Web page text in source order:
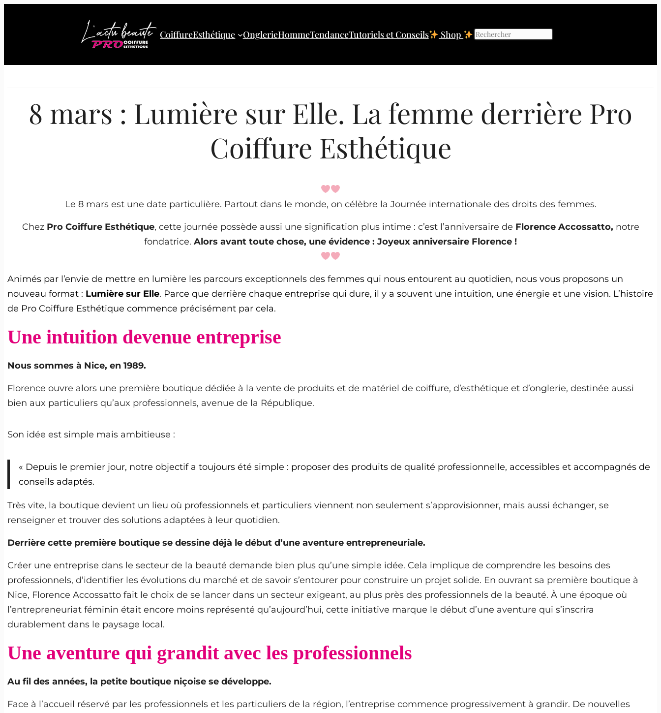
CoiffureEsthétique OnglerieHommeTendanceTutoriels et Conseils Shop Rechercher
8 mars : Lumière sur Elle. La femme derrière Pro
Coiffure Esthétique
Le 8 mars est une date particulière. Partout dans le monde, on célèbre la Journée internationale des droits des femmes.
Chez Pro Coiffure Esthétique, cette journée possède aussi une signification plus intime : c’est l’anniversaire de Florence Accossatto, notre
fondatrice. Alors avant toute chose, une évidence : Joyeux anniversaire Florence !
Animés par l’envie de mettre en lumière les parcours exceptionnels des femmes qui nous entourent au quotidien, nous vous proposons un
nouveau format : Lumière sur Elle. Parce que derrière chaque entreprise qui dure, il y a souvent une intuition, une énergie et une vision. L’histoire
de Pro Coiffure Esthétique commence précisément par cela.
Une intuition devenue entreprise
Nous sommes à Nice, en 1989.
Florence ouvre alors une première boutique dédiée à la vente de produits et de matériel de coiffure, d’esthétique et d’onglerie, destinée aussi
bien aux particuliers qu’aux professionnels, avenue de la République.
Son idée est simple mais ambitieuse :
« Depuis le premier jour, notre objectif a toujours été simple : proposer des produits de qualité professionnelle, accessibles et accompagnés de
conseils adaptés.
Très vite, la boutique devient un lieu où professionnels et particuliers viennent non seulement s’approvisionner, mais aussi échanger, se
renseigner et trouver des solutions adaptées à leur quotidien.
Derrière cette première boutique se dessine déjà le début d’une aventure entrepreneuriale.
Créer une entreprise dans le secteur de la beauté demande bien plus qu’une simple idée. Cela implique de comprendre les besoins des
professionnels, d’identifier les évolutions du marché et de savoir s’entourer pour construire un projet solide. En ouvrant sa première boutique à
Nice, Florence Accossatto fait le choix de se lancer dans un secteur exigeant, au plus près des professionnels de la beauté. À une époque où
l’entrepreneuriat féminin était encore moins représenté qu’aujourd’hui, cette initiative marque le début d’une aventure qui s’inscrira
durablement dans le paysage local.
Une aventure qui grandit avec les professionnels
Au fil des années, la petite boutique niçoise se développe.
Face à l’accueil réservé par les professionnels et les particuliers de la région, l’entreprise commence progressivement à grandir. De nouvelles